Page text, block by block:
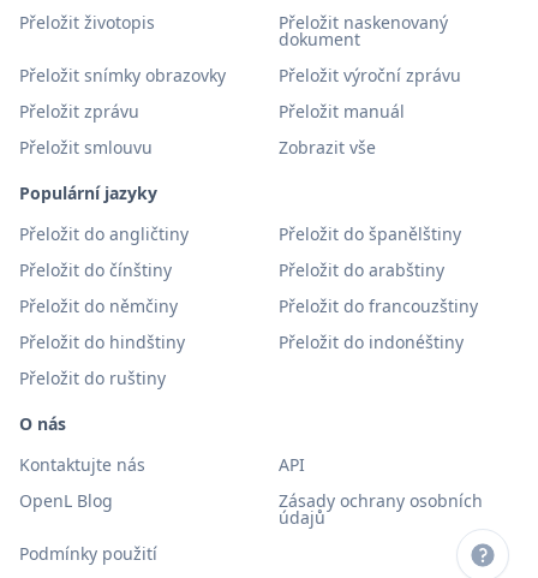
Přeložit životopis
Přeložit naskenovaný
dokument
Přeložit snímky obrazovky
Přeložit výroční zprávu
Přeložit zprávu
Přeložit manuál
Přeložit smlouvu
Zobrazit vše
Populární jazyky
Přeložit do angličtiny
Přeložit do španělštiny
Přeložit do čínštiny
Přeložit do arabštiny
Přeložit do němčiny
Přeložit do francouzštiny
Přeložit do hindštiny
Přeložit do indonéštiny
Přeložit do ruštiny
O nás
Kontaktujte nás
API
OpenL Blog
Zásady ochrany osobních
údajů
Podmínky použití